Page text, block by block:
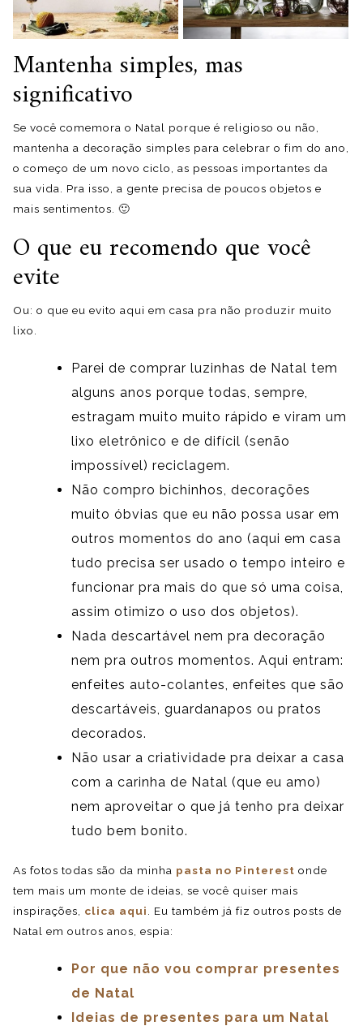
Mantenha simples, mas
significativo
Se você comemora o Natal porque é religioso ou não,
mantenha a decoração simples para celebrar o fim do ano,
o começo de um novo ciclo, as pessoas importantes da
sua vida. Pra isso, a gente precisa de poucos objetos e
mais sentimentos. 🙂
O que eu recomendo que você
evite
Ou: o que eu evito aqui em casa pra não produzir muito
lixo.
Parei de comprar luzinhas de Natal tem
alguns anos porque todas, sempre,
estragam muito muito rápido e viram um
lixo eletrônico e de difícil (senão
impossível) reciclagem.
Não compro bichinhos, decorações
muito óbvias que eu não possa usar em
outros momentos do ano (aqui em casa
tudo precisa ser usado o tempo inteiro e
funcionar pra mais do que só uma coisa,
assim otimizo o uso dos objetos).
Nada descartável nem pra decoração
nem pra outros momentos. Aqui entram:
enfeites auto-colantes, enfeites que são
descartáveis, guardanapos ou pratos
decorados.
Não usar a criatividade pra deixar a casa
com a carinha de Natal (que eu amo)
nem aproveitar o que já tenho pra deixar
tudo bem bonito.
As fotos todas são da minha pasta no Pinterest onde
tem mais um monte de ideias, se você quiser mais
inspirações, clica aqui
. Eu também já fiz outros posts de
Natal em outros anos, espia:
Por que não vou comprar presentes
de Natal
Ideias de presentes para um Natal